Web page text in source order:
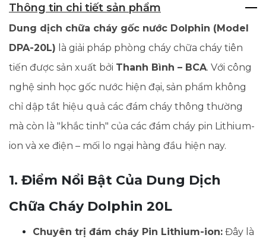
Thông tin chi tiết sản phẩm
Dung dịch chữa cháy gốc nước Dolphin (Model
DPA-20L) là giải pháp phòng cháy chữa cháy tiên
tiến được sản xuất bởi Thanh Bình – BCA. Với công
nghệ sinh học gốc nước hiện đại, sản phẩm không
chỉ dập tắt hiệu quả các đám cháy thông thường
mà còn là "khắc tinh" của các đám cháy pin Lithium-
ion và xe điện – mối lo ngại hàng đầu hiện nay.
1. Điểm Nổi Bật Của Dung Dịch
Chữa Cháy Dolphin 20L
Chuyên trị đám cháy Pin Lithium-ion: Đây là